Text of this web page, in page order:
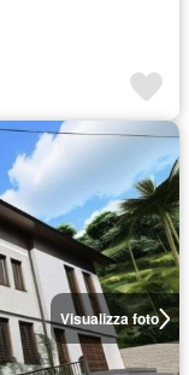
Visualizza foto